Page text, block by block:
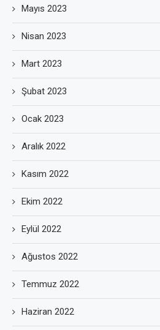
Mayıs 2023
Nisan 2023
Mart 2023
Şubat 2023
Ocak 2023
Aralık 2022
Kasım 2022
Ekim 2022
Eylül 2022
Ağustos 2022
Temmuz 2022
Haziran 2022